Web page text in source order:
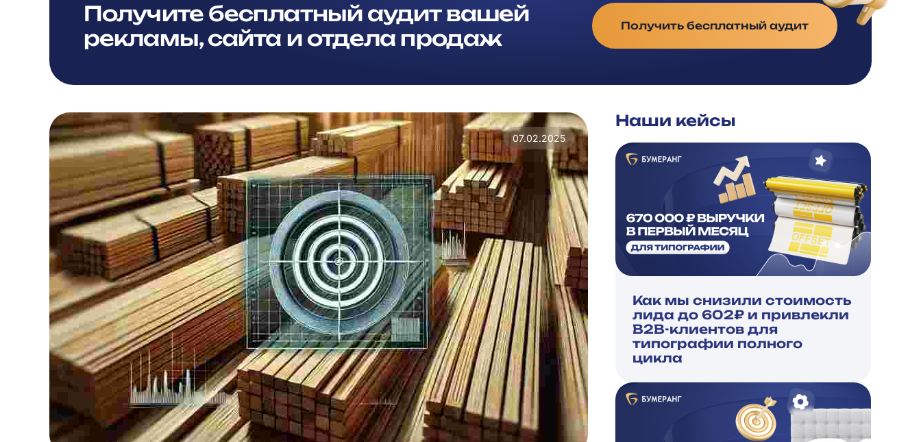
Получите бесплатный аудит вашей
рекламы, сайта и отдела продаж
Получить бесплатный аудит
07.02.2025
Наши кейсы
Как мы снизили стоимость
лида до 602₽ и привлекли
B2B-клиентов для
типографии полного
цикла